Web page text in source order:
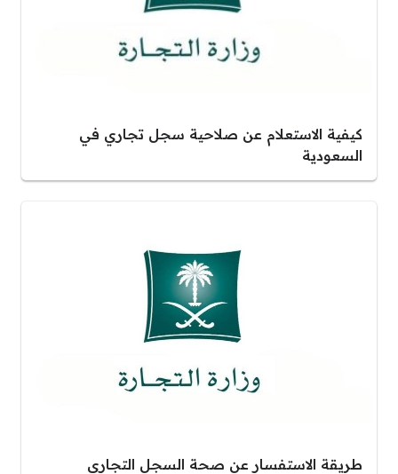
كيفية الاستعلام عن صلاحية سجل تجاري في
السعودية
طريقة الاستفسار عن صحة السجل التجاري